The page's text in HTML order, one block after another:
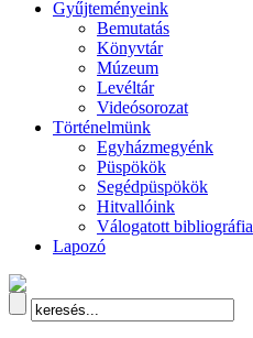
Gyűjteményeink
Bemutatás
Könyvtár
Múzeum
Levéltár
Videósorozat
Történelmünk
Egyházmegyénk
Püspökök
Segédpüspökök
Hitvallóink
Válogatott bibliográfia
Lapozó